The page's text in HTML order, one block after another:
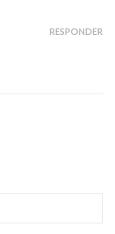
RESPONDER